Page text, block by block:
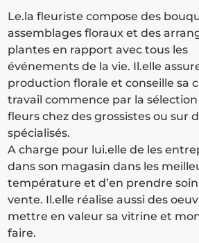
Le.la fleuriste compose des
assemblages floraux et des
plantes en rapport avec tous les
événements de la vie. Il.elle
production florale et conseille sa
travail commence par la sélection
fleurs chez des grossistes ou sur
spécialisés.
A charge pour lui.elle de les
dans son magasin dans les
température et d’en prendre soin
vente. Il.elle réalise aussi des
mettre en valeur sa vitrine et
faire.